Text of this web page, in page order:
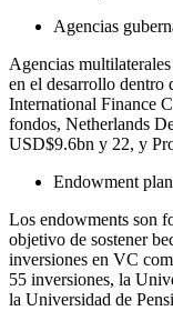
Agencias
Agencias
en el desarrollo dentro
International Finance
fondos, Netherlands
USD$9.6bn y 22, y
Endowment
Los endowments son
objetivo de sostener
inversiones en VC
55 inversiones, la
la Universidad de